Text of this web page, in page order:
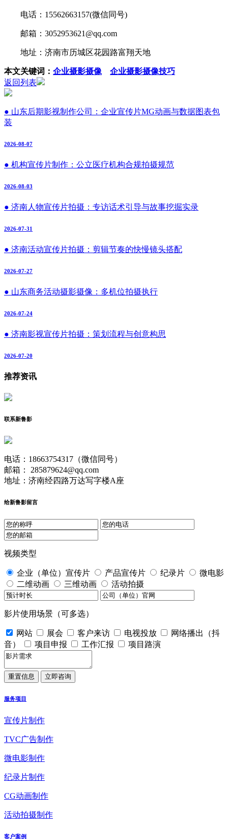
电话：15562663157(微信同号)
邮箱：3052953621@qq.com
地址：济南市历城区花园路富翔天地
本文关键词： 企业摄影摄像
企业摄影摄像技巧
返回列表
● 山东后期影视制作公司：企业宣传片MG动画与数据图表包
装
2026-08-07
● 机构宣传片制作：公立医疗机构合规拍摄规范
2026-08-03
● 济南人物宣传片拍摄：专访话术引导与故事挖掘实录
2026-07-31
● 济南活动宣传片拍摄：剪辑节奏的快慢镜头搭配
2026-07-27
● 山东商务活动摄影摄像：多机位拍摄执行
2026-07-24
● 济南影视宣传片拍摄：策划流程与创意构思
2026-07-20
推荐资讯
联系新鲁影
电话：18663754317（微信同号）
邮箱： 285879624@qq.com
地址：济南经四路万达写字楼A座
给新鲁影留言
视频类型
企业（单位）宣传片 产品宣传片 纪录片
微电影
二维动画
三维动画 活动拍摄
影片使用场景（可多选）
网站 展会 客户来访 电视投放
网络播出（抖
音）
项目申报 工作汇报 项目路演
服务项目
宣传片制作
TVC广告制作
微电影制作
纪录片制作
CG动画制作
活动拍摄制作
客户案例